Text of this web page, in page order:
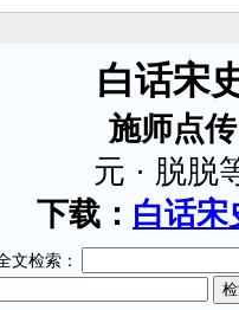
白话宋
施师点传
元 · 脱脱
下载： 白话
文检索：